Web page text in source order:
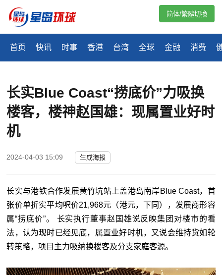
首页 快讯 时事 香港 台湾 全球 金融 消费
简体/繁體切換
长实Blue Coast“捞底价”力吸换
楼客，楼神赵国雄：现属置业好时
机
2024-04-03 15:09 生成海报
长实与港铁合作发展黄竹坑站上盖港岛南岸Blue Coast，首
张价单折实平均呎价21,968元（港元，下同），发展商形容
属“捞底价”。 长实执行董事赵国雄说反映集团对楼市的看
法，认为现时已经见底，属置业好时机，又说会维持货如轮
转策略，项目主力吸纳换楼客及分支家庭客源。